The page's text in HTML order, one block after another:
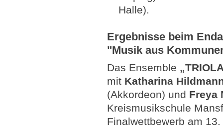
Halle).
Ergebnisse beim
"Musik aus
Das Ensemble
mit Katharina
(Akkordeon) und Freya
Kreismusikschule
Finalwettbewerb am